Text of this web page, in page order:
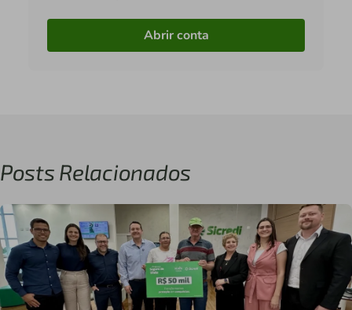
Abrir conta
Posts Relacionados